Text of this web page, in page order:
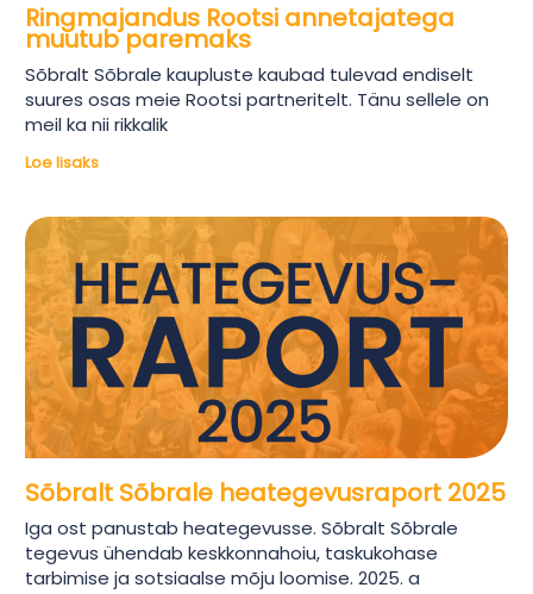
Ringmajandus Rootsi annetajatega
muutub paremaks
Sõbralt Sõbrale kaupluste kaubad tulevad endiselt
suures osas meie Rootsi partneritelt. Tänu sellele on
meil ka nii rikkalik
Loe lisaks
Sõbralt Sõbrale heategevusraport 2025
Iga ost panustab heategevusse. Sõbralt Sõbrale
tegevus ühendab keskkonnahoiu, taskukohase
tarbimise ja sotsiaalse mõju loomise. 2025. a